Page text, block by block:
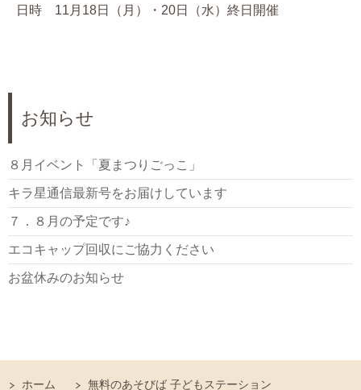
日時 11月18日（月）・20日（水）終日開催
お知らせ
８月イベント「夏まつりごっこ」
キラ星通信最新号をお届けしています
７．８月の予定です♪
エコキャップ回収にご協力ください
お盆休みのお知らせ
ホーム 無料のあそびば 子どもステーション